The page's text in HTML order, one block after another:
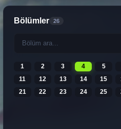
Bölümler 26
1 2 3 4 5
11
12 13 14 15
21
22 23 24 25